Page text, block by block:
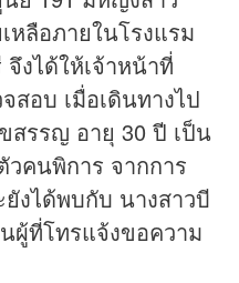
ลือภายในโรงแรม
งได้ให้เจ้าหน้าที่
สอบ เมื่อเดินทางไป
สรรญ อายุ 30 ปี เป็น
คนพิการ จากการ
งได้พบกับ นางสาวบี
ผู้ที่โทรแจ้งขอความ